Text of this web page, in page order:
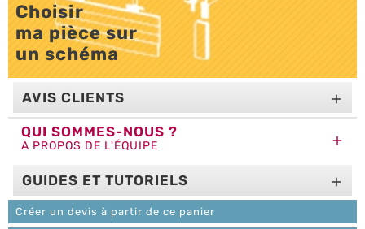
Choisir
ma pièce sur
un schéma
AVIS CLIENTS 
QUI SOMMES-NOUS ?
A PROPOS DE L'ÉQUIPE 
GUIDES ET TUTORIELS 
Créer un devis à partir de ce panier